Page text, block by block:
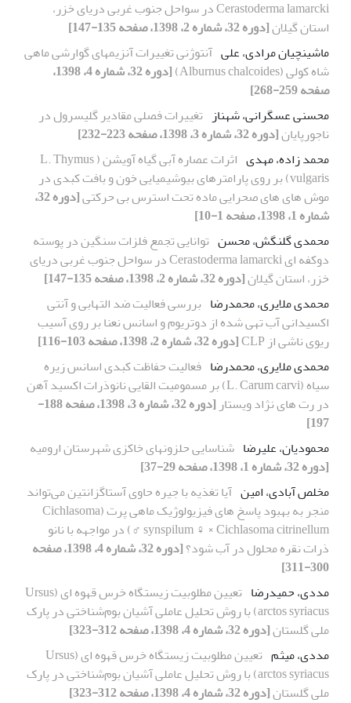
Cerastoderma lamarcki در سواحل جنوب غربی دریای خزر،
استان گیلان[دوره 32، شماره 2، 1398، صفحه 135-147]
ماشینچیان مرادی، علی آنتوژنی تغییرات آنزیمهای گوارشی ماهی
شاه کولی (Alburnus chalcoides)
[دوره 32، شماره 4، 1398،
صفحه 259-268]
محسنی عسگرانی، شهناز تغییرات فصلی مقادیر گلیسرول در
ناجورپایان[دوره 32، شماره 3، 1398، صفحه 223-232]
محمد زاده، مهدی
اثرات عصاره آبی گیاه آویشن ( L. Thymus
vulgaris) بر روی پارامترهای بیوشیمیایی خون و بافت کبدی در
موش های های صحرایی ماده تحت استرس بی حرکتی
[دوره 32،
شماره 1، 1398، صفحه 1-10]
محمدی گلنگش، محسن توانایی تجمع فلزات سنگین در پوسته
دوکفه ای Cerastoderma lamarcki در سواحل جنوب غربی دریای
خزر، استان گیلان[دوره 32، شماره 2، 1398، صفحه 135-147]
محمدی ملایری، محمدرضا بررسی فعالیت ضد التهابی و آنتی
اکسیدانی آب تهی شده از دوتریوم و اسانس نعنا بر روی آسیب
ریوی ناشی از CLP
[دوره 32، شماره 2، 1398، صفحه 103-116]
محمدی ملایری، محمدرضا فعالیت حفاظت کبدی اسانس زیره
سیاه (L. Carum carvi) بر مسمومیت القایی نانوذرات اکسید آهن
در رت های نژاد ویستار
[دوره 32، شماره 3، 1398، صفحه 188-
197]
محمودیان، علیرضا شناسایی حلزونهای خاکزی شهرستان ارومیه
[دوره 32، شماره 1، 1398، صفحه 29-37]
مخلص آبادی، امین آیا تغذیه با جیره حاوی آستاگزانتین می‌تواند
منجر به بهبود پاسخ های فیزیولوژیک ماهی پرت (Cichlasoma
synspilum ♀ × Cichlasoma citrinellum ♂) در مواجهه با نانو
ذرات نقره محلول در آب شود؟
[دوره 32، شماره 4، 1398، صفحه
300-311]
مددی، حمیدرضا
تعیین مطلوبیت زیستگاه خرس قهوه ای (Ursus
arctos syriacus) با روش تحلیل عاملی آشیان بوم‌شناختی در پارک
ملی گلستان[دوره 32، شماره 4، 1398، صفحه 312-323]
مددی، میثم
تعیین مطلوبیت زیستگاه خرس قهوه ای (Ursus
arctos syriacus) با روش تحلیل عاملی آشیان بوم‌شناختی در پارک
ملی گلستان[دوره 32، شماره 4، 1398، صفحه 312-323]